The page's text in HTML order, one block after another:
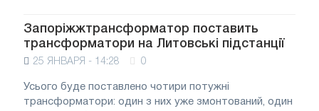
Запоріжжтрансформатор поставить
трансформатори на Литовські підстанції
25 ЯНВАРЯ - 14:28 0
Усього буде поставлено чотири потужні
трансформатори: один з них уже змонтований, один